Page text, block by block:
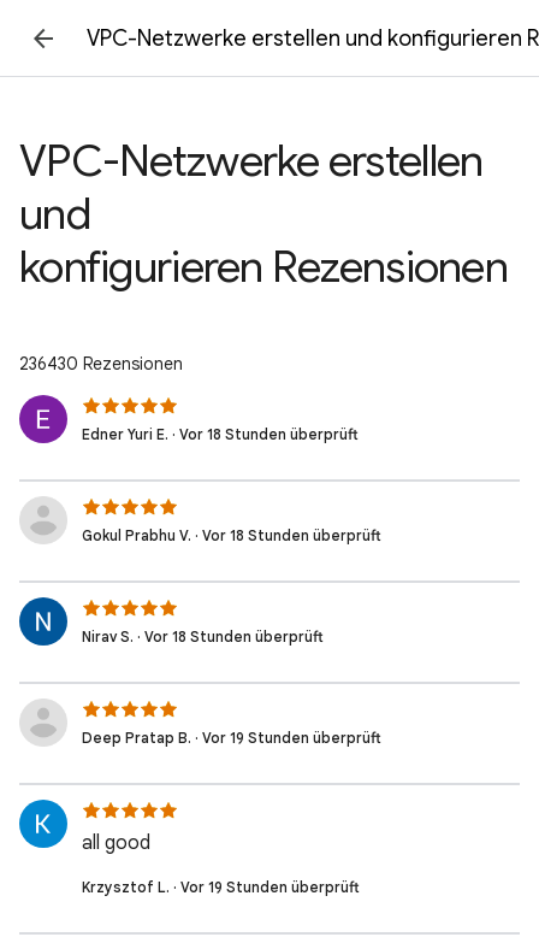
VPC-Netzwerke erstellen und konfigurieren
VPC-Netzwerke erstellen
und
konfigurieren Rezensionen
236430 Rezensionen
Edner Yuri E. · Vor 18 Stunden überprüft
Gokul Prabhu V. · Vor 18 Stunden überprüft
Nirav S. · Vor 18 Stunden überprüft
Deep Pratap B. · Vor 19 Stunden überprüft
all good
Krzysztof L. · Vor 19 Stunden überprüft